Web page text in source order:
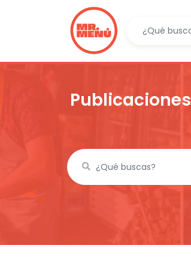
Publicaciones